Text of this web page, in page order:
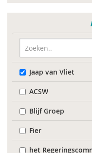
Jaap van Vliet
ACSW
Blijf Groep
Fier
het